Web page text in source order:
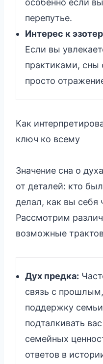
особенно если
перепутье.
Интерес к
Если вы
практиками, сны
просто
Как
ключ ко всему
Значение сна о
от деталей: кто
делал, как вы себя
Рассмотрим
возможные
Дух предка:
связь с
поддержку
подталкивать
семейных
ответов в